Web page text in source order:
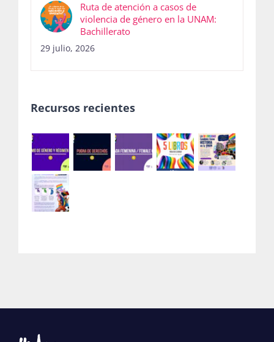
Ruta de atención a casos de
violencia de género en la UNAM:
Bachillerato
29 julio, 2026
Recursos recientes